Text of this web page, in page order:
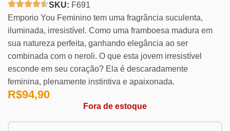
SKU: F691
Emporio You Feminino tem uma fragrância suculenta,
iluminada, irresistível. Como uma framboesa madura em
sua natureza perfeita, ganhando elegância ao ser
combinada com o neroli. O que esta jovem irresistível
esconde em seu coração? Ela é descaradamente
feminina, plenamente instintiva e apaixonada.
R$94,90
Fora de estoque